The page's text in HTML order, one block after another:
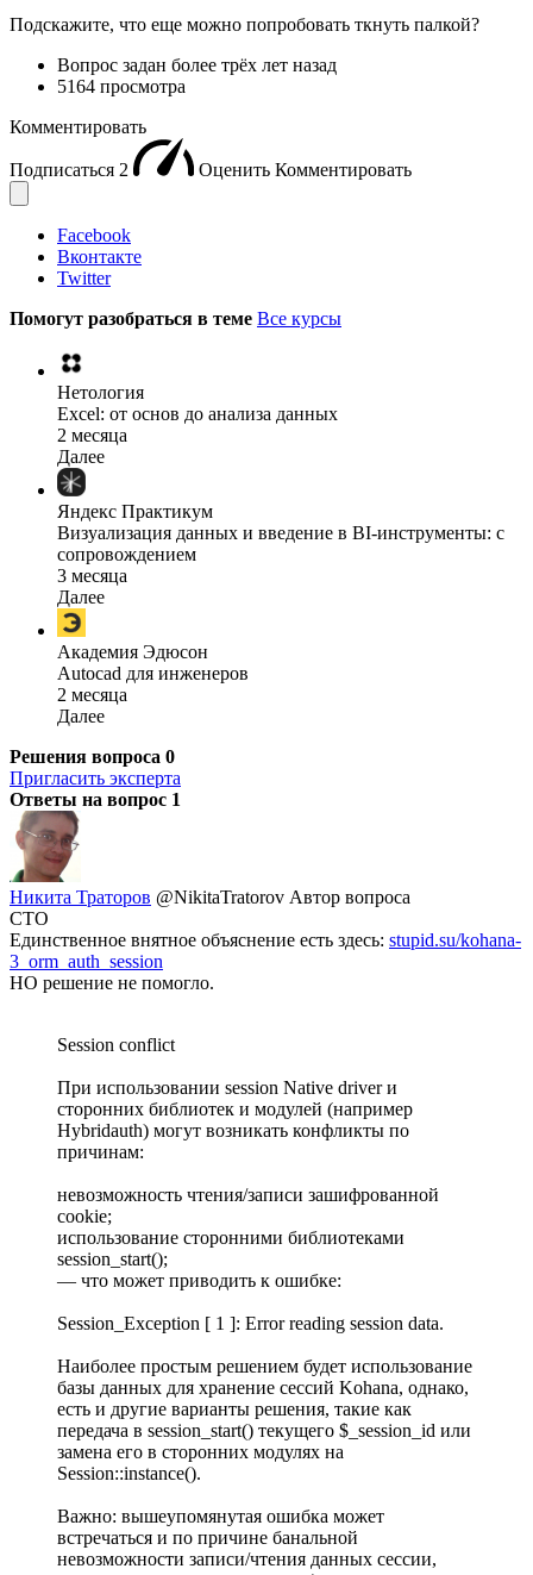
Подскажите, что еще можно попробовать ткнуть палкой?
Вопрос задан более трёх лет назад
5164 просмотра
Комментировать
Подписаться 2 Оценить Комментировать
Facebook
Вконтакте
Twitter
Помогут разобраться в теме Все курсы
Нетология
Excel: от основ до анализа данных
2 месяца
Далее
Яндекс Практикум
Визуализация данных и введение в BI-инструменты: с
сопровождением
3 месяца
Далее
Академия Эдюсон
Autocad для инженеров
2 месяца
Далее
Решения вопроса 0
Пригласить эксперта
Ответы на вопрос 1
Никита Траторов @NikitaTratorov Автор вопроса
CTO
Единственное внятное объяснение есть здесь: stupid.su/kohana-
3_orm_auth_session
НО решение не помогло.
Session conflict
При использовании session Native driver и
сторонних библиотек и модулей (например
Hybridauth) могут возникать конфликты по
причинам:
невозможность чтения/записи зашифрованной
cookie;
использование сторонними библиотеками
session_start();
— что может приводить к ошибке:
Session_Exception [ 1 ]: Error reading session data.
Наиболее простым решением будет использование
базы данных для хранение сессий Kohana, однако,
есть и другие варианты решения, такие как
передача в session_start() текущего $_session_id или
замена его в сторонних модулях на
Session::instance().
Важно: вышеупомянутая ошибка может
встречаться и по причине банальной
невозможности записи/чтения данных сессии,